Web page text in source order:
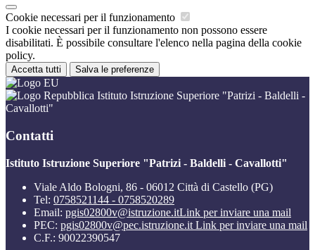
Cookie necessari per il funzionamento
I cookie necessari per il funzionamento non possono essere
disabilitati. È possibile consultare l'elenco nella pagina della cookie
policy.
Accetta tutti Salva le preferenze
Istituto Istruzione Superiore "Patrizi - Baldelli -
Cavallotti"
Contatti
Istituto Istruzione Superiore "Patrizi - Baldelli - Cavallotti"
Viale Aldo Bologni, 86 - 06012 Città di Castello (PG)
Tel: 0758521144 - 0758520289
Email: pgis02800v@istruzione.itLink per inviare una mail
PEC: pgis02800v@pec.istruzione.it Link per inviare una mail
C.F.: 90022390547